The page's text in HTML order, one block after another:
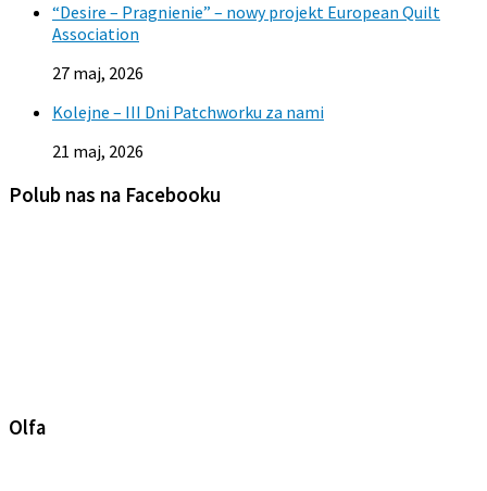
“Desire – Pragnienie” – nowy projekt European Quilt
Association
27 maj, 2026
Kolejne – III Dni Patchworku za nami
21 maj, 2026
Polub nas na Facebooku
Olfa